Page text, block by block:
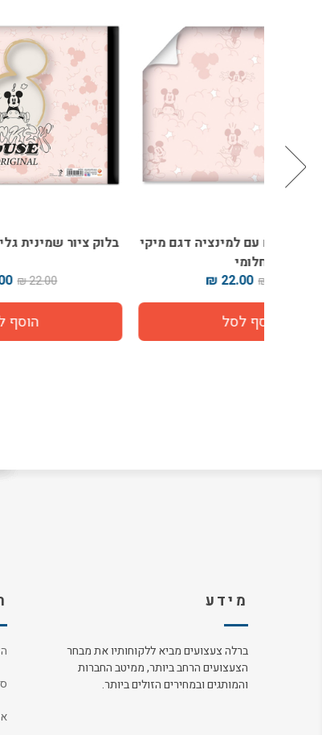
בלוק ציור שמינית גליון דגם מיקי חלומי
מידע
ברלה צעצועים מביא ללקוחותיו את מבחר
הצעצועים הרחב ביותר, ממיטב החברות
והמותגים ובמחירים הזולים ביותר.